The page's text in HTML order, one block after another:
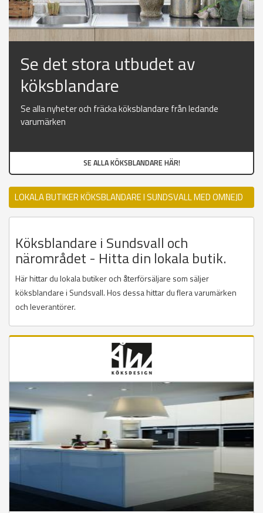
Se det stora utbudet av
köksblandare
Se alla nyheter och fräcka köksblandare från ledande
varumärken
SE ALLA KÖKSBLANDARE HÄR!
LOKALA BUTIKER KÖKSBLANDARE I SUNDSVALL MED OMNEJD
Köksblandare i Sundsvall och
närområdet - Hitta din lokala butik.
Här hittar du lokala butiker och återförsäljare som säljer
köksblandare i Sundsvall. Hos dessa hittar du flera varumärken
och leverantörer.